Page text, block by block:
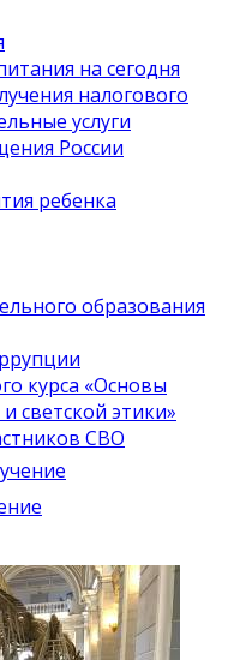
на сегодня
налогового
услуги
России
ребенка
образования
курса «Основы
светской этики»
СВО